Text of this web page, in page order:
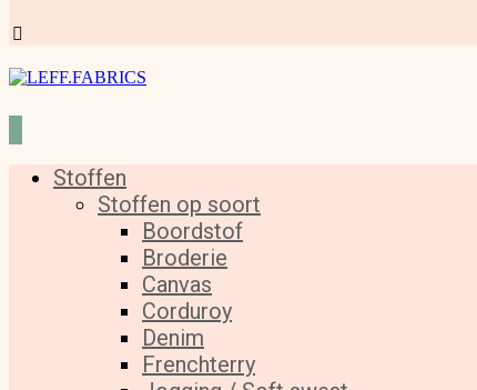
Stoffen
Stoffen op soort
Boordstof
Broderie
Canvas
Corduroy
Denim
Frenchterry